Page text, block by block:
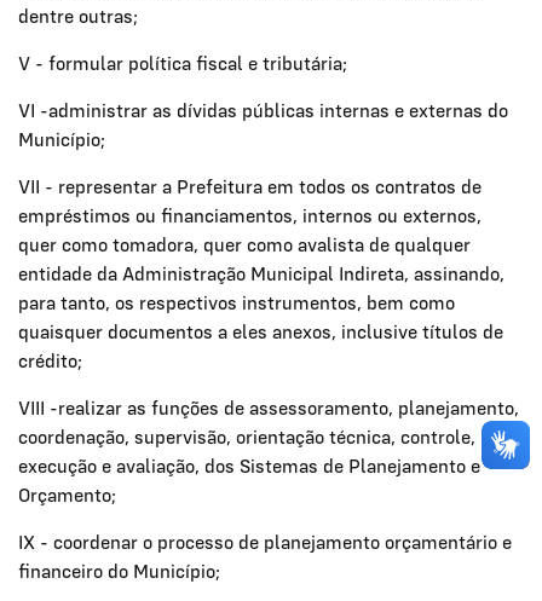
dentre outras;
V - formular política fiscal e tributária;
VI -administrar as dívidas públicas internas e externas do
Município;
VII - representar a Prefeitura em todos os contratos de
empréstimos ou financiamentos, internos ou externos,
quer como tomadora, quer como avalista de qualquer
entidade da Administração Municipal Indireta, assinando,
para tanto, os respectivos instrumentos, bem como
quaisquer documentos a eles anexos, inclusive títulos de
crédito;
VIII -realizar as funções de assessoramento, planejamento,
coordenação, supervisão, orientação técnica, controle,
execução e avaliação, dos Sistemas de Planejamento e
Orçamento;
IX - coordenar o processo de planejamento orçamentário e
financeiro do Município;